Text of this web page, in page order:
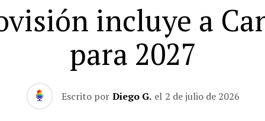
incluye a
para 2027
Escrito por Diego G. el 2 de julio de 2026